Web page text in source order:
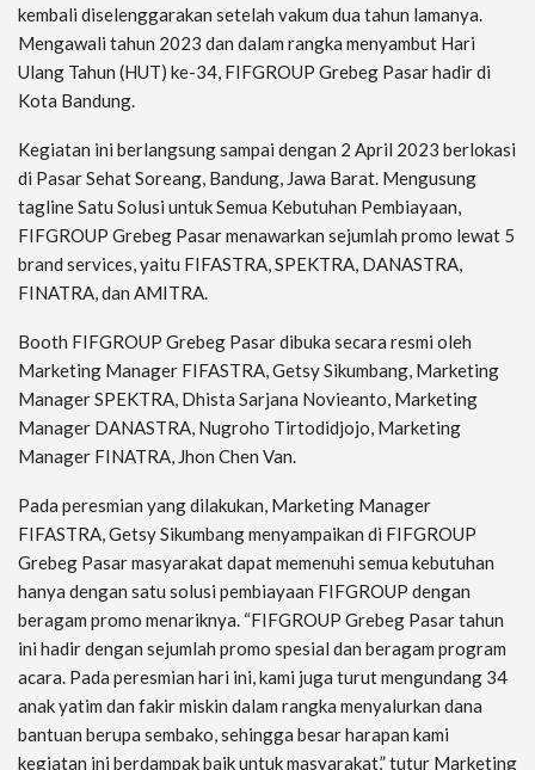
kembali diselenggarakan setelah vakum dua tahun lamanya.
Mengawali tahun 2023 dan dalam rangka menyambut Hari
Ulang Tahun (HUT) ke-34, FIFGROUP Grebeg Pasar hadir di
Kota Bandung.
Kegiatan ini berlangsung sampai dengan 2 April 2023 berlokasi
di Pasar Sehat Soreang, Bandung, Jawa Barat. Mengusung
tagline Satu Solusi untuk Semua Kebutuhan Pembiayaan,
FIFGROUP Grebeg Pasar menawarkan sejumlah promo lewat 5
brand services, yaitu FIFASTRA, SPEKTRA, DANASTRA,
FINATRA, dan AMITRA.
Booth FIFGROUP Grebeg Pasar dibuka secara resmi oleh
Marketing Manager FIFASTRA, Getsy Sikumbang, Marketing
Manager SPEKTRA, Dhista Sarjana Novieanto, Marketing
Manager DANASTRA, Nugroho Tirtodidjojo, Marketing
Manager FINATRA, Jhon Chen Van.
Pada peresmian yang dilakukan, Marketing Manager
FIFASTRA, Getsy Sikumbang menyampaikan di FIFGROUP
Grebeg Pasar masyarakat dapat memenuhi semua kebutuhan
hanya dengan satu solusi pembiayaan FIFGROUP dengan
beragam promo menariknya. “FIFGROUP Grebeg Pasar tahun
ini hadir dengan sejumlah promo spesial dan beragam program
acara. Pada peresmian hari ini, kami juga turut mengundang 34
anak yatim dan fakir miskin dalam rangka menyalurkan dana
bantuan berupa sembako, sehingga besar harapan kami
kegiatan ini berdampak baik untuk masyarakat,” tutur Marketing